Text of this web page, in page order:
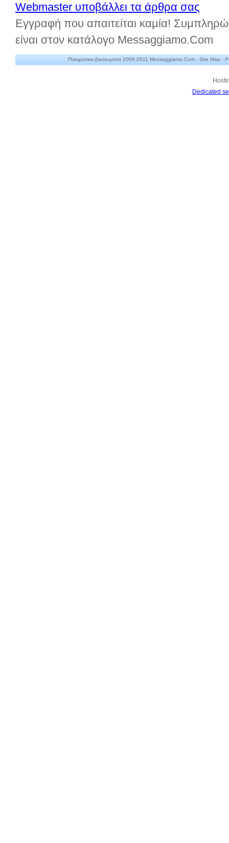
Webmaster υποβάλλει τα άρθρα σας
Εγγραφή που απαιτείται καμία!
είναι στον κατάλογο Messaggiamo.Com
Πνευματικα Δικαιωματα 2006-2011 Messaggiamo.Com - Site Map -
Dedicated